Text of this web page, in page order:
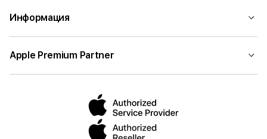
Информация
Apple Premium Partner